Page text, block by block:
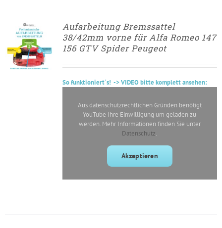
► ZUM
AUFARBEITUNGSANTRAG
DETAILS
Aufarbeitung Bremssattel
38/42mm vorne für Alfa Romeo 147
156 GTV Spider Peugeot
Sofunktioniert´s! -> VIDEO bitte komplett ansehen:
Aus datenschutzrechtlichen Gründen benötigt
YouTube Ihre Einwilligung um geladen zu
werden. Mehr Informationen finden Sie unter
Datenschutz.
Akzeptieren